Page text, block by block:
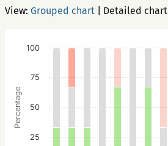
View: Grouped chart Detailed chart
Percentage
25
50
75
100